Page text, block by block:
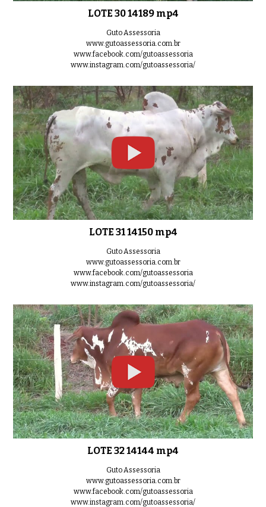
LOTE 30 14189 mp4
Guto Assessoria
www.gutoassessoria.com.br
www.facebook.com/gutoassessoria
www.instagram.com/gutoassessoria/
LOTE 31 14150 mp4
Guto Assessoria
www.gutoassessoria.com.br
www.facebook.com/gutoassessoria
www.instagram.com/gutoassessoria/
LOTE 32 14144 mp4
Guto Assessoria
www.gutoassessoria.com.br
www.facebook.com/gutoassessoria
www.instagram.com/gutoassessoria/